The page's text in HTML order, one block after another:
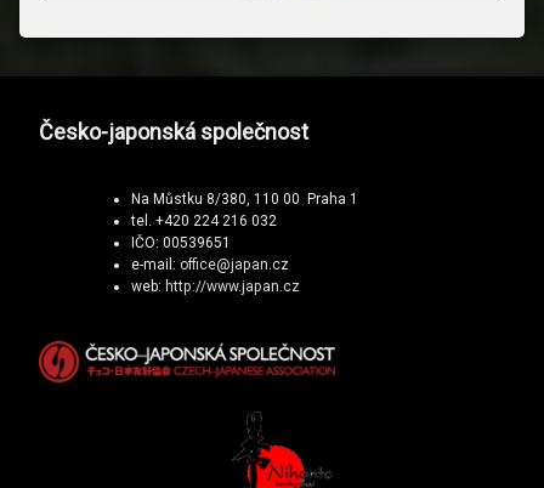
Česko-japonská společnost
Na Můstku 8/380, 110 00 Praha 1
tel. +420 224 216 032
IČO: 00539651
e-mail: office@japan.cz
web: http://www.japan.cz